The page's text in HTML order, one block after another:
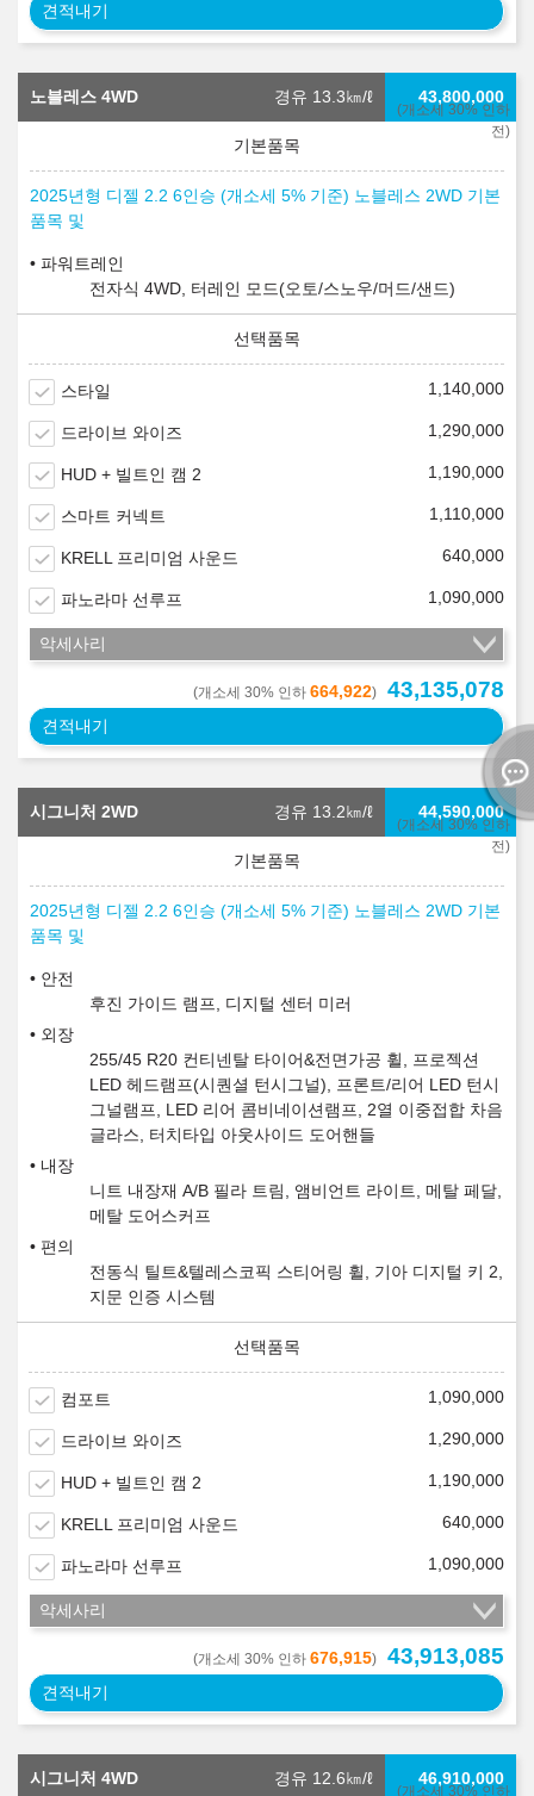
견적내기
노블레스 4WD 경유 13.3㎞/ℓ
(개소세 30% 인하
전)
43,800,000
2025년형 디젤 2.2 6인승 (개소세 5% 기준) 노블레스 2WD 기본
품목 및
파워트레인
전자식 4WD, 터레인 모드(오토/스노우/머드/샌드)
스타일 1,140,000
드라이브 와이즈 1,290,000
HUD + 빌트인 캠 2 1,190,000
스마트 커넥트 1,110,000
KRELL 프리미엄 사운드 640,000
파노라마 선루프 1,090,000
악세사리
(개소세 30% 인하 664,922) 43,135,078
견적내기
시그니처 2WD 경유 13.2㎞/ℓ
(개소세 30% 인하
전)
44,590,000
2025년형 디젤 2.2 6인승 (개소세 5% 기준) 노블레스 2WD 기본
품목 및
안전
후진 가이드 램프, 디지털 센터 미러
외장
255/45 R20 컨티넨탈 타이어&전면가공 휠, 프로젝션
LED 헤드램프(시퀀셜 턴시그널), 프론트/리어 LED 턴시
그널램프, LED 리어 콤비네이션램프, 2열 이중접합 차음
글라스, 터치타입 아웃사이드 도어핸들
내장
니트 내장재 A/B 필라 트림, 앰비언트 라이트, 메탈 페달,
메탈 도어스커프
편의
전동식 틸트&텔레스코픽 스티어링 휠, 기아 디지털 키 2,
지문 인증 시스템
컴포트 1,090,000
드라이브 와이즈 1,290,000
HUD + 빌트인 캠 2 1,190,000
KRELL 프리미엄 사운드 640,000
파노라마 선루프 1,090,000
악세사리
(개소세 30% 인하 676,915) 43,913,085
견적내기
시그니처 4WD 경유 12.6㎞/ℓ
(개소세 30% 인하
46,910,000